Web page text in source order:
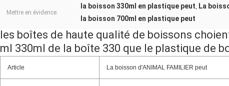
Mettre en évidence:
la boisson 330ml en plastique peut, La
la boisson 700ml en plastique peut
les boîtes de haute qualité de boissons
ml 330ml de la boîte 330 que le plastique de
Article La boisson d'ANIMAL FAMILIER peut